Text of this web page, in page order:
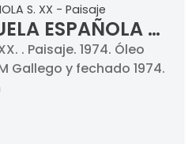
S. XX - Paisaje
ESPAÑOLA S.
XX. . Paisaje. 1974. Óleo
Gallego y fechado 1974.